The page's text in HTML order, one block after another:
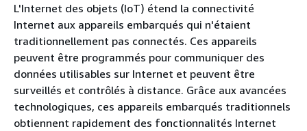
L'Internet des objets (IoT) étend la connectivité
Internet aux appareils embarqués qui n'étaient
traditionnellement pas connectés. Ces appareils
peuvent être programmés pour communiquer des
données utilisables sur Internet et peuvent être
surveillés et contrôlés à distance. Grâce aux avancées
technologiques, ces appareils embarqués traditionnels
obtiennent rapidement des fonctionnalités Internet